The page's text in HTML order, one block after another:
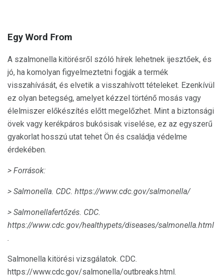
Egy Word From
A szalmonella kitörésről szóló hírek lehetnek ijesztőek, és
jó, ha komolyan figyelmeztetni fogják a termék
visszahívását, és elvetik a visszahívott tételeket. Ezenkívül
ez olyan betegség, amelyet kézzel történő mosás vagy
élelmiszer előkészítés előtt megelőzhet. Mint a biztonsági
övek vagy kerékpáros bukósisak viselése, ez az egyszerű
gyakorlat hosszú utat tehet Ön és családja védelme
érdekében.
> Források:
> Salmonella. CDC. https://www.cdc.gov/salmonella/
> Salmonellafertőzés. CDC.
https://www.cdc.gov/healthypets/diseases/salmonella.html
.
Salmonella kitörési vizsgálatok. CDC.
https://www.cdc.gov/salmonella/outbreaks.html.